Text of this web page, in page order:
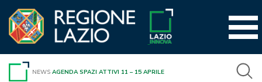
contenuto
NEWS AGENDA SPAZI ATTIVI 11 – 15 APRILE